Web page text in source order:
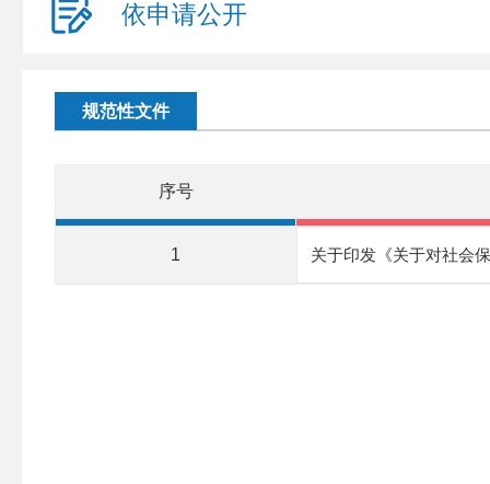
依申请公开
规范性文件
序号
1 关于印发《关于对社会